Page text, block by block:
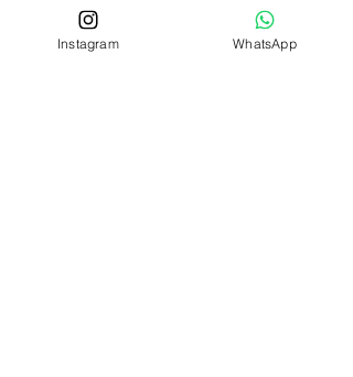
Locations de vacances près de Lento en
Corse
Locations de vacances près de Bigorno en
Instagram WhatsApp